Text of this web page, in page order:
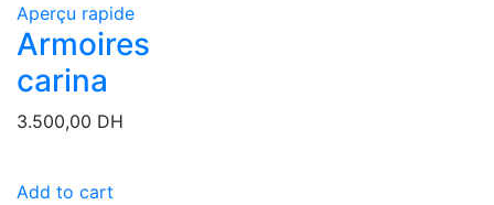
Aperçu rapide
Armoires
carina
3.500,00 DH
Add to cart